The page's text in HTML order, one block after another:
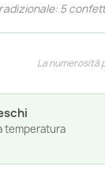
5
La numerosità
temperatura